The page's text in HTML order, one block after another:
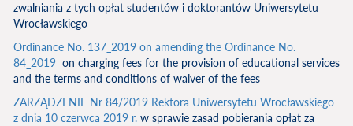
zwalniania z tych opłat studentów i doktorantów Uniwersytetu
Wrocławskiego
Ordinance No. 137_2019 on amending the Ordinance No.
84_2019 on charging fees for the provision of educational services
and the terms and conditions of waiver of the fees
ZARZĄDZENIE Nr 84/2019 Rektora Uniwersytetu Wrocławskiego
z dnia 10 czerwca 2019 r. w sprawie zasad pobierania opłat za